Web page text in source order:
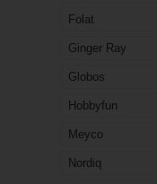
Folat
Ginger Ray
Globos
Hobbyfun
Meyco
Nordiq